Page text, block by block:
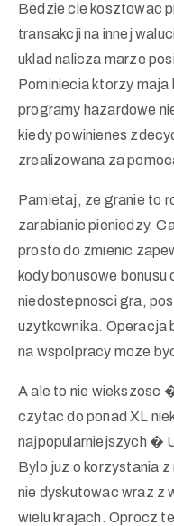
Bedzie cie kosztowac
transakcji na innej
uklad nalicza marze
Pominiecia ktorzy
programy hazardowe
kiedy powinienes
zrealizowana za
Pamietaj, ze granie to
zarabianie pieniedzy.
prosto do zmienic
kody bonusowe
niedostepnosci gra,
uzytkownika. Operacja
na wspolpracy moze
A ale to nie wiekszosc
czytac do ponad XL
najpopularniejszych �
Bylo juz o korzystania
nie dyskutowac wraz z
wielu krajach. Oprocz